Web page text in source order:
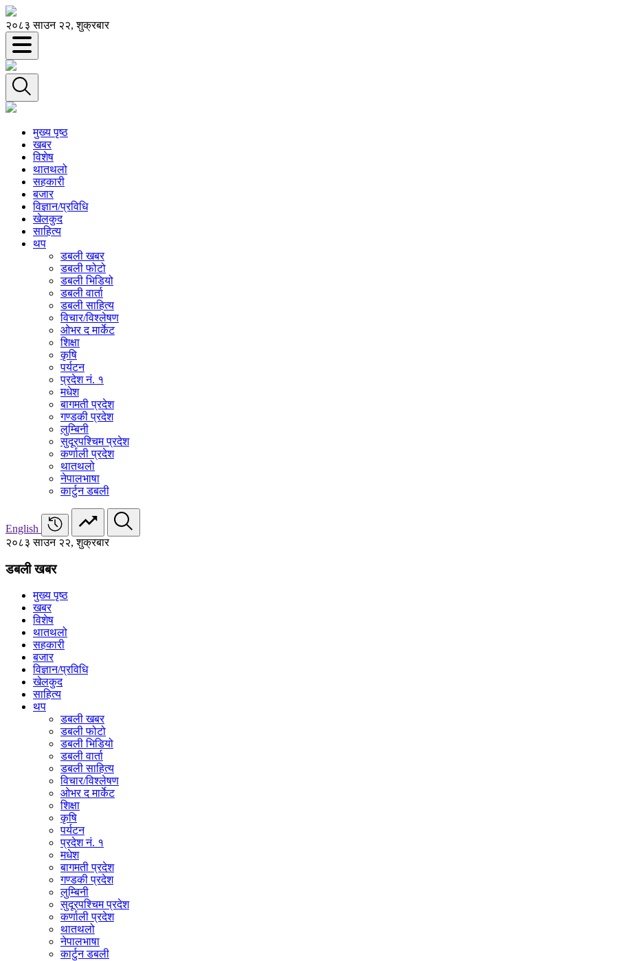
२०८३ साउन २२, शुक्रबार
मुख्य पृष्ठ
खबर
विशेष
थातथलो
सहकारी
बजार
विज्ञान/प्रविधि
खेलकुद
साहित्य
थप
डबली खबर
डबली फोटो
डबली भिडियो
डबली वार्ता
डबली साहित्य
विचार/विश्‍लेषण
ओभर द मार्केट
शिक्षा
कृषि
पर्यटन
प्रदेश नं. १
मधेश
बागमती प्रदेश
गण्डकी प्रदेश
लुम्बिनी
सुदूरपश्चिम प्रदेश
कर्णाली प्रदेश
थातथलो
नेपालभाषा
कार्टुन डबली
English
२०८३ साउन २२, शुक्रबार
डबली खबर
मुख्य पृष्ठ
खबर
विशेष
थातथलो
सहकारी
बजार
विज्ञान/प्रविधि
खेलकुद
साहित्य
थप
डबली खबर
डबली फोटो
डबली भिडियो
डबली वार्ता
डबली साहित्य
विचार/विश्‍लेषण
ओभर द मार्केट
शिक्षा
कृषि
पर्यटन
प्रदेश नं. १
मधेश
बागमती प्रदेश
गण्डकी प्रदेश
लुम्बिनी
सुदूरपश्चिम प्रदेश
कर्णाली प्रदेश
थातथलो
नेपालभाषा
कार्टुन डबली